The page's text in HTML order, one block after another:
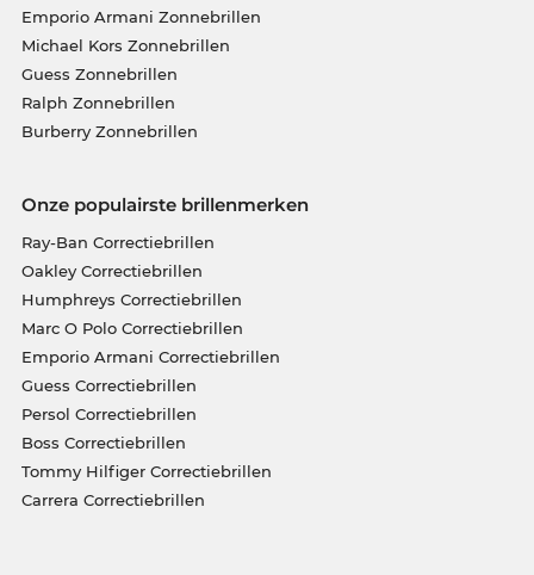
Emporio Armani Zonnebrillen
Michael Kors Zonnebrillen
Guess Zonnebrillen
Ralph Zonnebrillen
Burberry Zonnebrillen
Onze populairste brillenmerken
Ray-Ban Correctiebrillen
Oakley Correctiebrillen
Humphreys Correctiebrillen
Marc O Polo Correctiebrillen
Emporio Armani Correctiebrillen
Guess Correctiebrillen
Persol Correctiebrillen
Boss Correctiebrillen
Tommy Hilfiger Correctiebrillen
Carrera Correctiebrillen